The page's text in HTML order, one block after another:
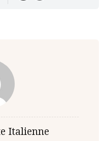
Italienne